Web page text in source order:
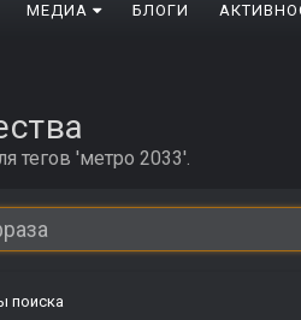
МЕДИА БЛОГИ
тегов 'метро 2033'.
поиска